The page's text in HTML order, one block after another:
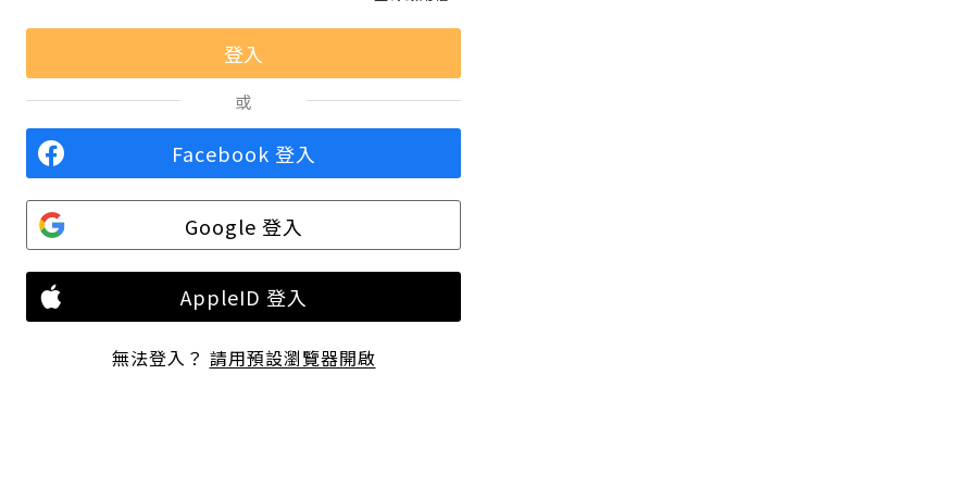
或
Facebook 登入
Google 登入
AppleID 登入
無法登入？ 請用預設瀏覽器開啟